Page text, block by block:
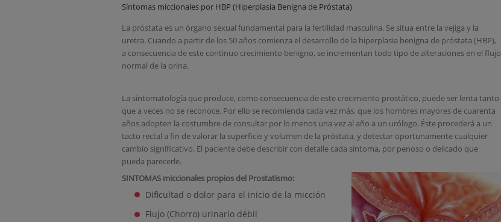
Síntomas miccionales por HBP (Hiperplasia Benigna de Próstata)
La próstata es un órgano sexual fundamental para la fertilidad masculina. Se situa entre la vejiga y la
uretra. Cuando a partir de los 50 años comienza el desarrollo de la hiperplasia benigna de próstata (HBP),
a consecuencia de este continuo crecimiento benigno, se incrementan todo tipo de alteraciones en el flujo
normal de la orina.
La sintomatología que produce, como consecuencia de este crecimiento prostático, puede ser lenta tanto
que a veces no se reconoce. Por ello se recomienda cada vez más, que los hombres mayores de cuarenta
años adopten la costumbre de consultar por lo menos una vez al año a un urólogo. Éste procederá a un
tacto rectal a fin de valorar la superficie y volumen de la próstata, y detectar oportunamente cualquier
cambio significativo. El paciente debe describir con detalle cada síntoma, por penoso o delicado que
pueda parecerle.
SINTOMAS miccionales propios del Prostatismo:
Dificultad o dolor para el inicio de la micción
Flujo (Chorro) urinario débil